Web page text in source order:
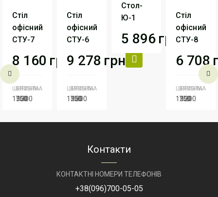
Стіл
офісний
СТУ-7
8 160 грн
ШИРИНА
1500
ВИСОТА
750
ГЛИБИНА
1300
Персонал
Стіл
офісний
СТУ-6
9 278 грн
ШИРИНА
1500
ВИСОТА
750
ГЛИБИНА
1500
Персонал
Артикул
Стол-
Ю-1
5 896 грн
Серія
Персонал
Стіл
офісний
СТУ-8
6 708
ШИРИНА
1500
ВИСОТА
750
ГЛИБИНА
1200
Контакти
КОНТАКТНІ НОМЕРИ ТЕЛЕФОНІВ
+38(096)700-05-05